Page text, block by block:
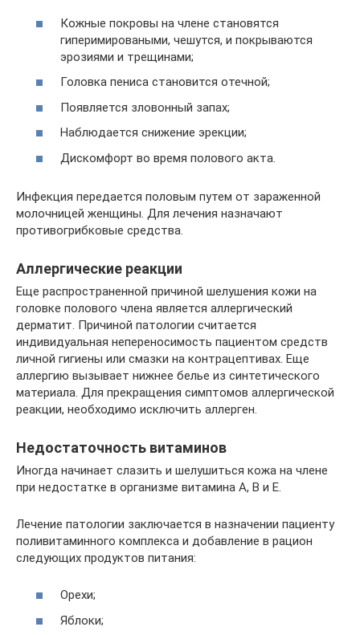
Кожные покровы на члене становятся
гиперимироваными, чешутся, и покрываются
эрозиями и трещинами;
Головка пениса становится отечной;
Появляется зловонный запах;
Наблюдается снижение эрекции;
Дискомфорт во время полового акта.
Инфекция передается половым путем от зараженной
молочницей женщины. Для лечения назначают
противогрибковые средства.
Аллергические реакции
Еще распространенной причиной шелушения кожи на
головке полового члена является аллергический
дерматит. Причиной патологии считается
индивидуальная непереносимость пациентом средств
личной гигиены или смазки на контрацептивах. Еще
аллергию вызывает нижнее белье из синтетического
материала. Для прекращения симптомов аллергической
реакции, необходимо исключить аллерген.
Недостаточность витаминов
Иногда начинает слазить и шелушиться кожа на члене
при недостатке в организме витамина А, В и Е.
Лечение патологии заключается в назначении пациенту
поливитаминного комплекса и добавление в рацион
следующих продуктов питания:
Орехи;
Яблоки;